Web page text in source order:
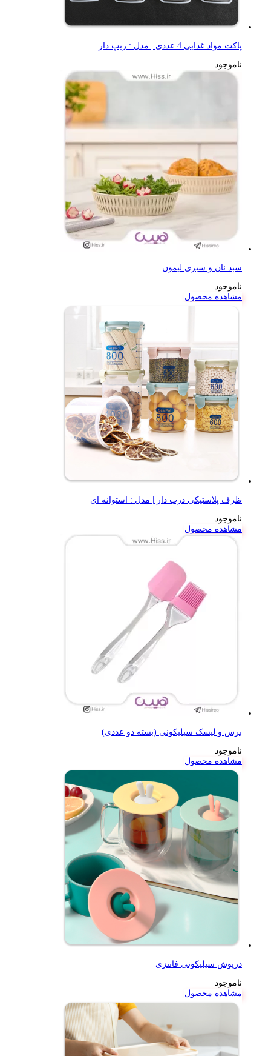
پاکت مواد غذایی 4 عددی | مدل : زیپ دار
ناموجود
سبد نان و سبزی لیمون
ناموجود
مشاهده محصول
ظرف پلاستیکی درب دار | مدل : استوانه ای
ناموجود
مشاهده محصول
برس و لیسک سیلیکونی (بسته دو عددی)
ناموجود
مشاهده محصول
درپوش سیلیکونی فانتزی
ناموجود
مشاهده محصول